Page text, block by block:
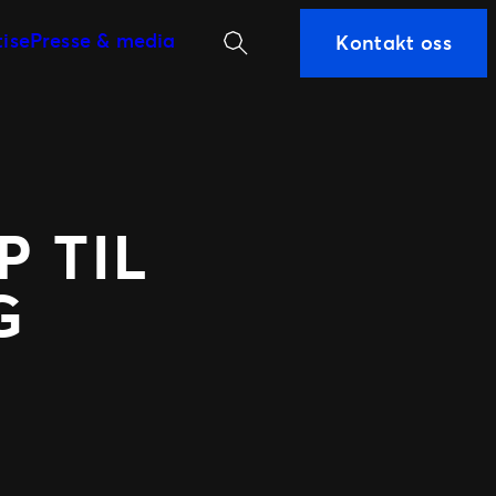
Presse & media Søk Kontakt oss
TIL